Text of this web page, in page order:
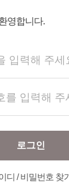
영합니다.
로그인
디 / 비밀번호 찾